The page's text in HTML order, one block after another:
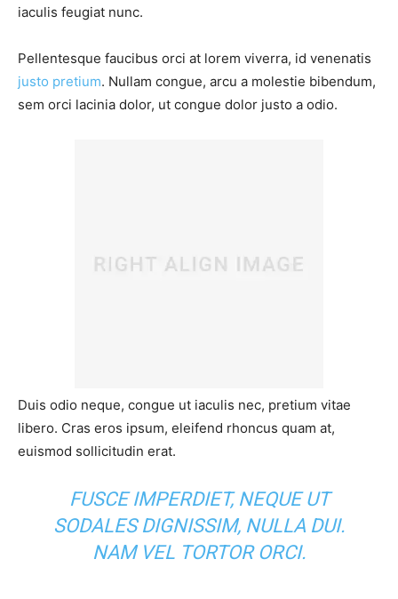
iaculis feugiat nunc.
Pellentesque faucibus orci at lorem viverra, id venenatis
justo pretium. Nullam congue, arcu a molestie bibendum,
sem orci lacinia dolor, ut congue dolor justo a odio.
Duis odio neque, congue ut iaculis nec, pretium vitae
libero. Cras eros ipsum, eleifend rhoncus quam at,
euismod sollicitudin erat.
FUSCE IMPERDIET, NEQUE UT
SODALES DIGNISSIM, NULLA DUI.
NAM VEL TORTOR ORCI.